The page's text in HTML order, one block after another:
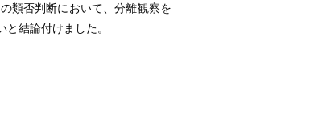
類否判断において、分離観察を
結論付けました。